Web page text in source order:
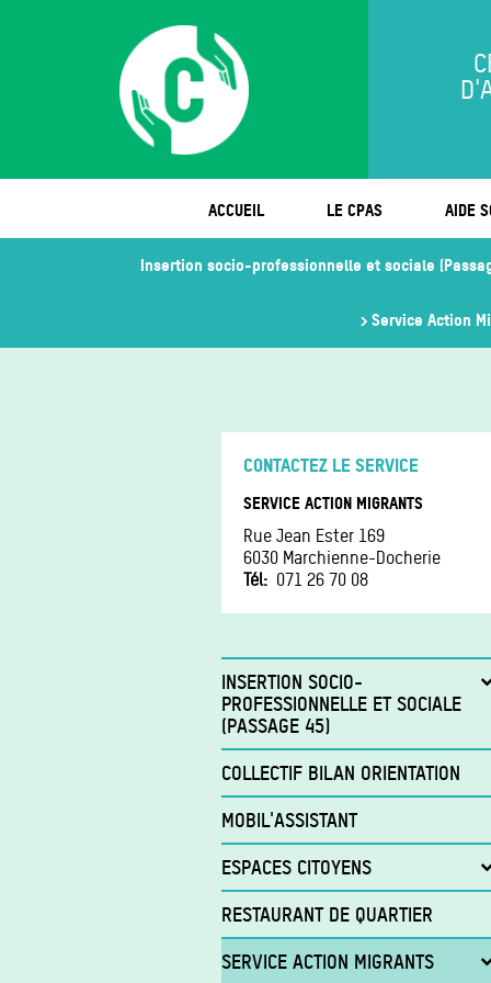
ACCUEIL LE CPAS AIDE
Insertion socio-professionnelle et sociale
Service Action
CONTACTEZ LE SERVICE
SERVICE ACTION MIGRANTS
Rue Jean Ester 169
6030 Marchienne-Docherie
Tél
071 26 70 08
INSERTION SOCIO-
PROFESSIONNELLE ET SOCIALE
(PASSAGE 45)
Services de première nécessité
Insertion sociale
Insertion socioprofessionnelle
Accompagnement à la recherche d'emploi
Contrat d'insertion Art.61
Recrutement pour les
COLLECTIF BILAN ORIENTATION
MOBIL'ASSISTANT
ESPACES CITOYENS
Espace Citoyen Porte Ouest
Services de l'accueil
Activités et services
RESTAURANT DE QUARTIER
SERVICE ACTION MIGRANTS